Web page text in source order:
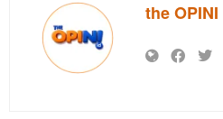
the OPINI